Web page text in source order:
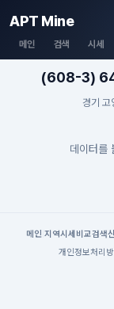
APT Mine
메인 검색 시세
(608-3)
경기
데이터를
메인| 지역시세 비교검색
개인정보처리